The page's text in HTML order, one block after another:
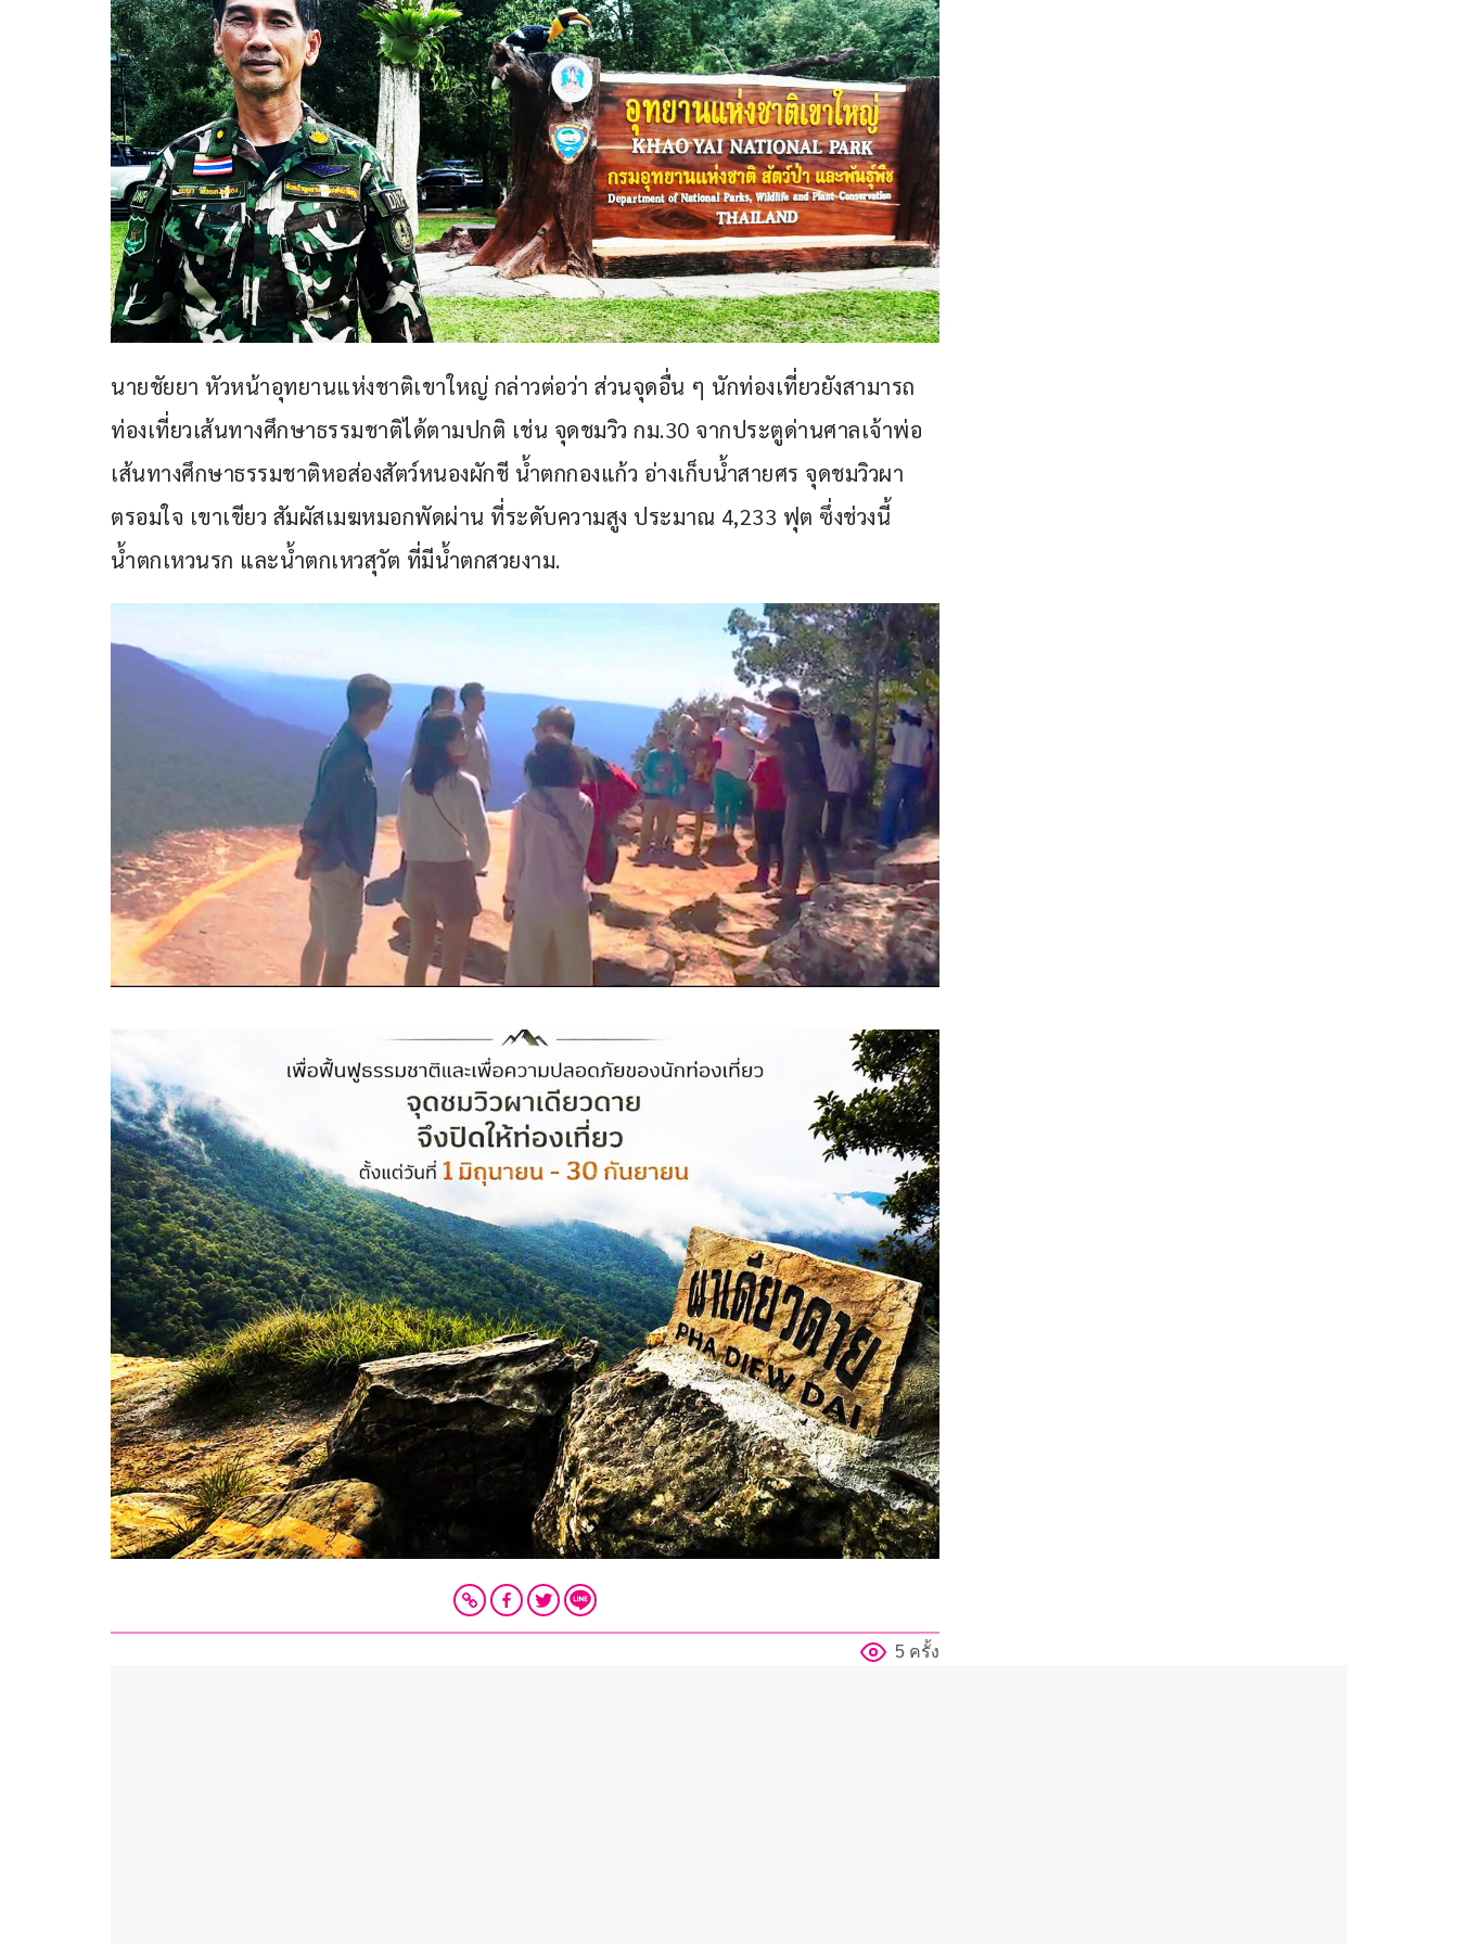
นายชัยยา หัวหน้าอุทยานแห่งชาติเขาใหญ่ กล่าวต่อว่า ส่วนจุดอื่น ๆ นักท่องเที่ยวยังสามารถ
ท่องเที่ยวเส้นทางศึกษาธรรมชาติได้ตามปกติ เช่น จุดชมวิว กม.30 จากประตูด่านศาลเจ้าพ่อ
เส้นทางศึกษาธรรมชาติหอส่องสัตว์หนองผักชี น้ำตกกองแก้ว อ่างเก็บน้ำสายศร จุดชมวิวผา
ตรอมใจ เขาเขียว สัมผัสเมฆหมอกพัดผ่าน ที่ระดับความสูง ประมาณ 4,233 ฟุต ซึ่งช่วงนี้
น้ำตกเหวนรก และน้ำตกเหวสุวัต ที่มีน้ำตกสวยงาม.
5 ครั้ง